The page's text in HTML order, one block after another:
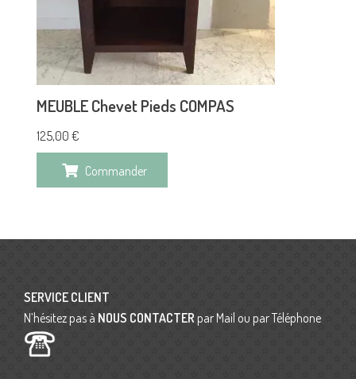
MEUBLE Chevet Pieds COMPAS
125,00 €
Commander
SERVICE CLIENT
N’hésitez pas à NOUS CONTACTER par Mail ou par Téléphone